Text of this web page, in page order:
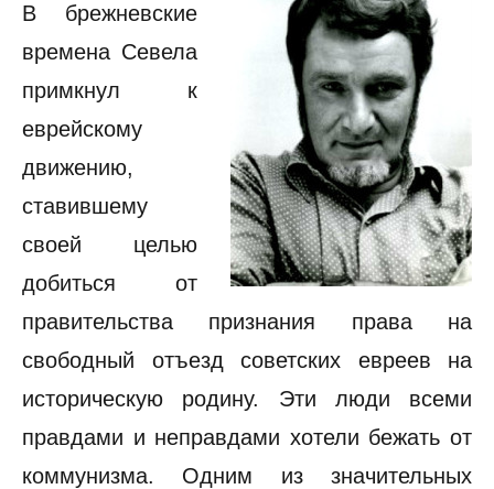
В брежневские
времена Севела
примкнул к
еврейскому
движению,
ставившему
своей целью
добиться от
правительства признания права на
свободный отъезд советских евреев на
историческую родину. Эти люди всеми
правдами и неправдами хотели бежать от
коммунизма. Одним из значительных